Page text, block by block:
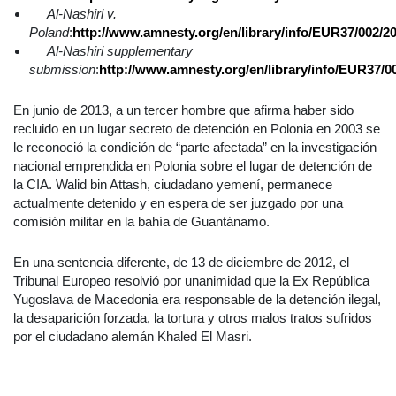
Al-Nashiri v.
Poland:http://www.amnesty.org/en/library/info/EUR37/002/
Al-Nashiri supplementary
submission:http://www.amnesty.org/en/library/info/EUR37/
En junio de 2013, a un tercer hombre que afirma haber sido
recluido en un lugar secreto de detención en Polonia en 2003 se
le reconoció la condición de “parte afectada” en la investigación
nacional emprendida en Polonia sobre el lugar de detención de
la CIA. Walid bin Attash, ciudadano yemení, permanece
actualmente detenido y en espera de ser juzgado por una
comisión militar en la bahía de Guantánamo.
En una sentencia diferente, de 13 de diciembre de 2012, el
Tribunal Europeo resolvió por unanimidad que la Ex República
Yugoslava de Macedonia era responsable de la detención ilegal,
la desaparición forzada, la tortura y otros malos tratos sufridos
por el ciudadano alemán Khaled El Masri.